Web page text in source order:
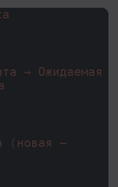
→ Ожидаемая
новая −